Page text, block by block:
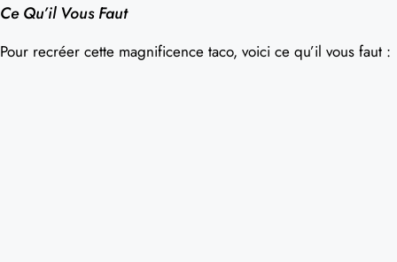
Ce Qu’il Vous Faut
Pour recréer cette magnificence taco, voici ce qu’il vous faut :